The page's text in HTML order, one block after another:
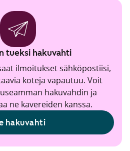
tueksi hakuvahti
ilmoitukset sähköpostiisi,
koteja vapautuu. Voit
hakuvahdin ja
ne kavereiden kanssa.
hakuvahti